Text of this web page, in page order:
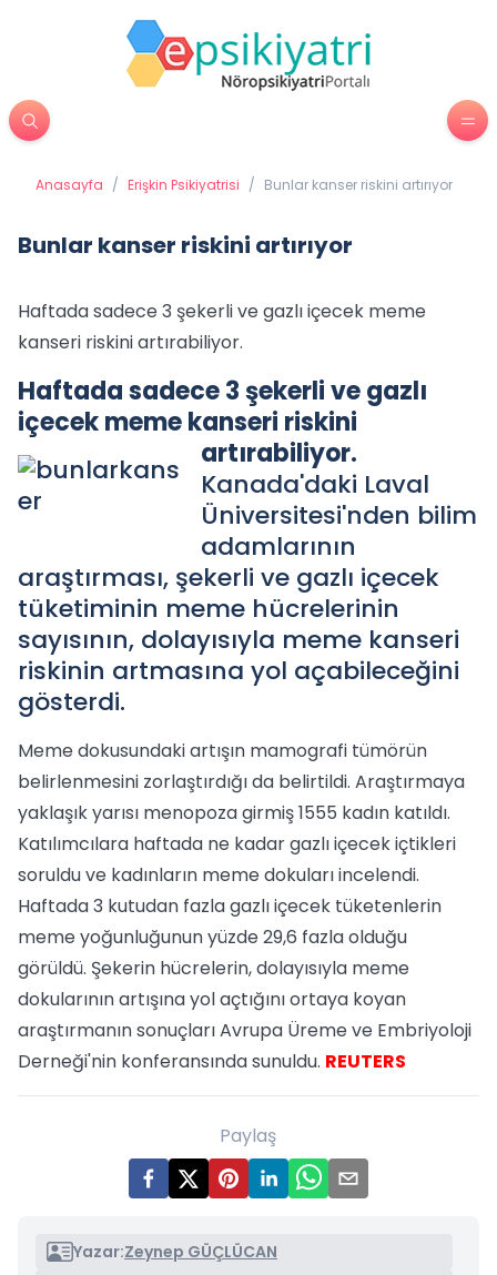
Anasayfa / Erişkin Psikiyatrisi / Bunlar kanser riskini artırıyor
Bunlar kanser riskini artırıyor
Haftada sadece 3 şekerli ve gazlı içecek meme
kanseri riskini artırabiliyor.
Haftada sadece 3 şekerli ve gazlı
içecek meme kanseri riskini
artırabiliyor.
Kanada'daki Laval
Üniversitesi'nden bilim
adamlarının
araştırması, şekerli ve gazlı içecek
tüketiminin meme hücrelerinin
sayısının, dolayısıyla meme kanseri
riskinin artmasına yol açabileceğini
gösterdi.
Meme dokusundaki artışın mamografi tümörün
belirlenmesini zorlaştırdığı da belirtildi. Araştırmaya
yaklaşık yarısı menopoza girmiş 1555 kadın katıldı.
Katılımcılara haftada ne kadar gazlı içecek içtikleri
soruldu ve kadınların meme dokuları incelendi.
Haftada 3 kutudan fazla gazlı içecek tüketenlerin
meme yoğunluğunun yüzde 29,6 fazla olduğu
görüldü. Şekerin hücrelerin, dolayısıyla meme
dokularının artışına yol açtığını ortaya koyan
araştırmanın sonuçları Avrupa Üreme ve Embriyoloji
Derneği'nin konferansında sunuldu. REUTERS
Paylaş
Yazar:Zeynep GÜÇLÜCAN